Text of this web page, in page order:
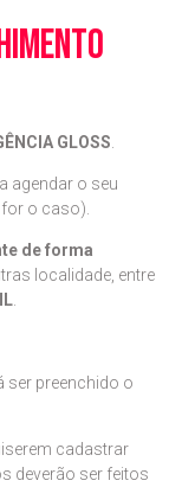
GLOSS
agendar o seu
o caso).
de forma
localidade, entre
ser preenchido o
cadastrar
deverão ser feitos